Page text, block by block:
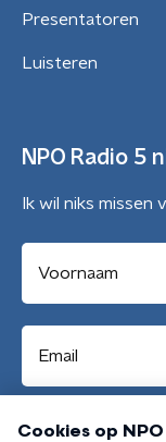
Presentatoren
Luisteren
NPO Radio 5
Ik wil niks missen